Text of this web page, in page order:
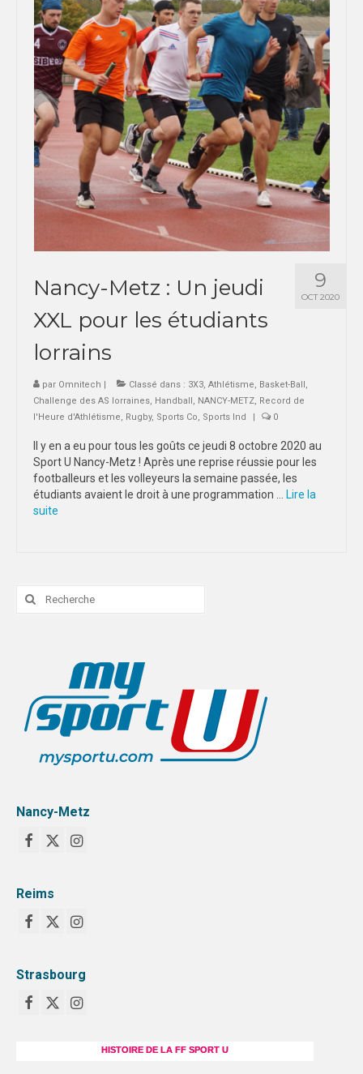
9
OCT 2020
Nancy-Metz : Un jeudi
XXL pour les étudiants
lorrains
par Omnitech Classé dans : 3X3, Athlétisme, Basket-Ball ,
Challenge des AS lorraines, Handball , NANCY-METZ, Record de
l'Heure d'Athlétisme, Rugby, Sports Co, Sports Ind 0
Il y en a eu pour tous les goûts ce jeudi 8 octobre 2020 au
Sport U Nancy-Metz ! Après une reprise réussie pour les
footballeurs et les volleyeurs la semaine passée, les
étudiants avaient le droit à une programmation … Lire la
suite­­
Rechercher
Nancy-Metz
Reims
Strasbourg
HISTOIRE DE LA FF SPORT U